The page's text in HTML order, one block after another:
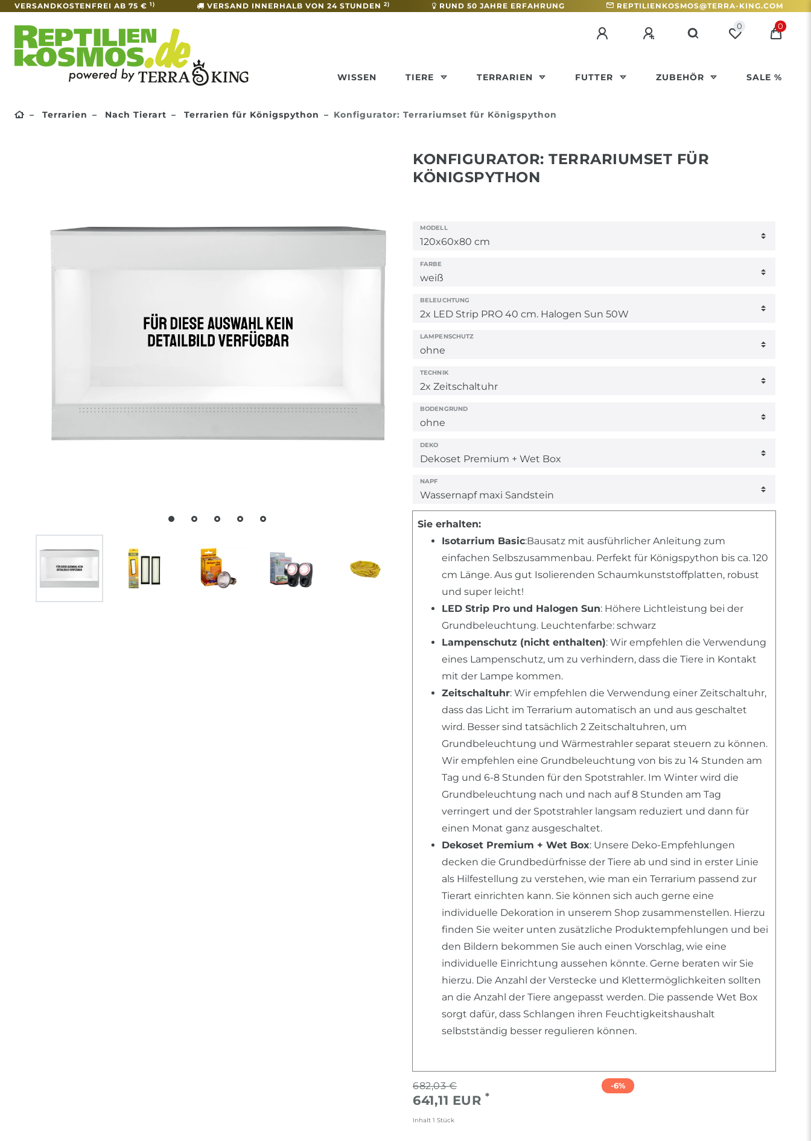
VERSANDKOSTENFREI AB 75 € 1) VERSAND INNERHALB VON 24 STUNDEN 2) RUND 50 JAHRE ERFAHRUNG REPTILIENKOSMOS@TERRA-KING.COM
0 0
WISSEN TIERE TERRARIEN FUTTER ZUBEHÖR SALE %
Terrarien Nach Tierart Terrarien für Königspython Konfigurator: Terrariumset für Königspython
KONFIGURATOR: TERRARIUMSET FÜR
KÖNIGSPYTHON
MODELL
FARBE
BELEUCHTUNG
LAMPENSCHUTZ
TECHNIK
BODENGRUND
DEKO
NAPF
Sie erhalten:
Isotarrium Basic:Bausatz mit ausführlicher Anleitung zum
einfachen Selbszusammenbau. Perfekt für Königspython bis ca. 120
cm Länge. Aus gut Isolierenden Schaumkunststoffplatten, robust
und super leicht!
LED Strip Pro und Halogen Sun: Höhere Lichtleistung bei der
Grundbeleuchtung. Leuchtenfarbe: schwarz
Lampenschutz (nicht enthalten): Wir empfehlen die Verwendung
eines Lampenschutz, um zu verhindern, dass die Tiere in Kontakt
mit der Lampe kommen.
Zeitschaltuhr: Wir empfehlen die Verwendung einer Zeitschaltuhr,
dass das Licht im Terrarium automatisch an und aus geschaltet
wird. Besser sind tatsächlich 2 Zeitschaltuhren, um
Grundbeleuchtung und Wärmestrahler separat steuern zu können.
Wir empfehlen eine Grundbeleuchtung von bis zu 14 Stunden am
Tag und 6-8 Stunden für den Spotstrahler. Im Winter wird die
Grundbeleuchtung nach und nach auf 8 Stunden am Tag
verringert und der Spotstrahler langsam reduziert und dann für
einen Monat ganz ausgeschaltet.
Dekoset Premium + Wet Box: Unsere Deko-Empfehlungen
decken die Grundbedürfnisse der Tiere ab und sind in erster Linie
als Hilfestellung zu verstehen, wie man ein Terrarium passend zur
Tierart einrichten kann. Sie können sich auch gerne eine
individuelle Dekoration in unserem Shop zusammenstellen. Hierzu
finden Sie weiter unten zusätzliche Produktempfehlungen und bei
den Bildern bekommen Sie auch einen Vorschlag, wie eine
individuelle Einrichtung aussehen könnte. Gerne beraten wir Sie
hierzu. Die Anzahl der Verstecke und Klettermöglichkeiten sollten
an die Anzahl der Tiere angepasst werden. Die passende Wet Box
sorgt dafür, dass Schlangen ihren Feuchtigkeitshaushalt
selbstständig besser regulieren können.
682,03 €
641,11 EUR *
Inhalt 1 Stück
-6%